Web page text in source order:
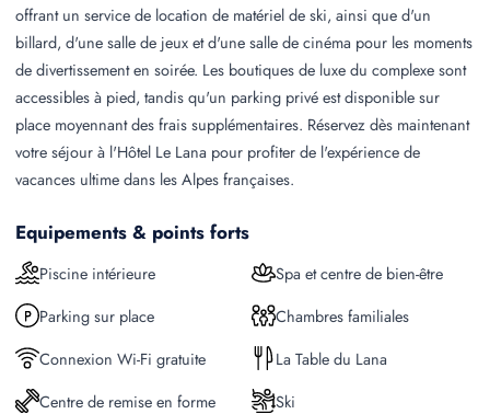
offrant un service de location de matériel de ski, ainsi que d'un
billard, d'une salle de jeux et d'une salle de cinéma pour les moments
de divertissement en soirée. Les boutiques de luxe du complexe sont
accessibles à pied, tandis qu'un parking privé est disponible sur
place moyennant des frais supplémentaires. Réservez dès maintenant
votre séjour à l'Hôtel Le Lana pour profiter de l'expérience de
vacances ultime dans les Alpes françaises.
Equipements & points forts
Piscine intérieure
Spa et centre de bien-être
Parking sur place
Chambres familiales
Connexion Wi-Fi gratuite
La Table du Lana
Centre de remise en forme
Ski